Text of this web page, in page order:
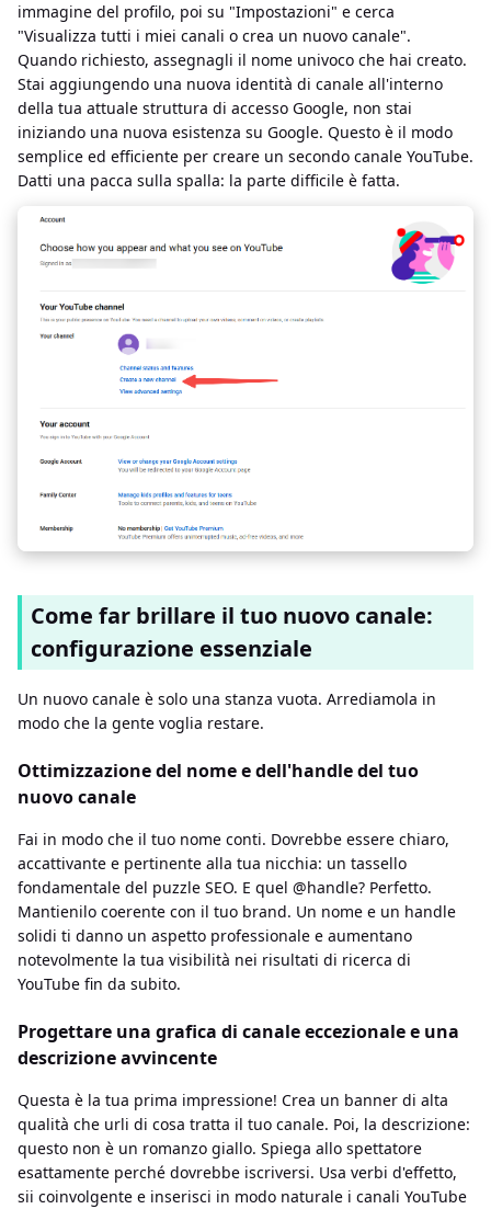
immagine del profilo, poi su "Impostazioni" e cerca
"Visualizza tutti i miei canali o crea un nuovo canale".
Quando richiesto, assegnagli il nome univoco che hai creato.
Stai aggiungendo una nuova identità di canale all'interno
della tua attuale struttura di accesso Google, non stai
iniziando una nuova esistenza su Google. Questo è il modo
semplice ed efficiente per creare un secondo canale YouTube.
Datti una pacca sulla spalla: la parte difficile è fatta.
Come far brillare il tuo nuovo canale:
configurazione essenziale
Un nuovo canale è solo una stanza vuota. Arrediamola in
modo che la gente voglia restare.
Ottimizzazione del nome e dell'handle del tuo
nuovo canale
Fai in modo che il tuo nome conti. Dovrebbe essere chiaro,
accattivante e pertinente alla tua nicchia: un tassello
fondamentale del puzzle SEO. E quel @handle? Perfetto.
Mantienilo coerente con il tuo brand. Un nome e un handle
solidi ti danno un aspetto professionale e aumentano
notevolmente la tua visibilità nei risultati di ricerca di
YouTube fin da subito.
Progettare una grafica di canale eccezionale e una
descrizione avvincente
Questa è la tua prima impressione! Crea un banner di alta
qualità che urli di cosa tratta il tuo canale. Poi, la descrizione:
questo non è un romanzo giallo. Spiega allo spettatore
esattamente perché dovrebbe iscriversi. Usa verbi d'effetto,
sii coinvolgente e inserisci in modo naturale i canali YouTube